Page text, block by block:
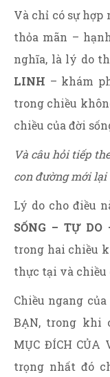
Và chỉ có sự
thỏa mãn –
nghĩa, là lý do
LINH – khám
trong chiều
chiều của đời
Và câu hỏi tiếp
con đường mới lại
Lý do cho điều
SỐNG – TỰ
trong hai chiều
thực tại và chiều
Chiều ngang
BẠN, trong khi
MỤC ĐÍCH CỦA
trọng nhất đó